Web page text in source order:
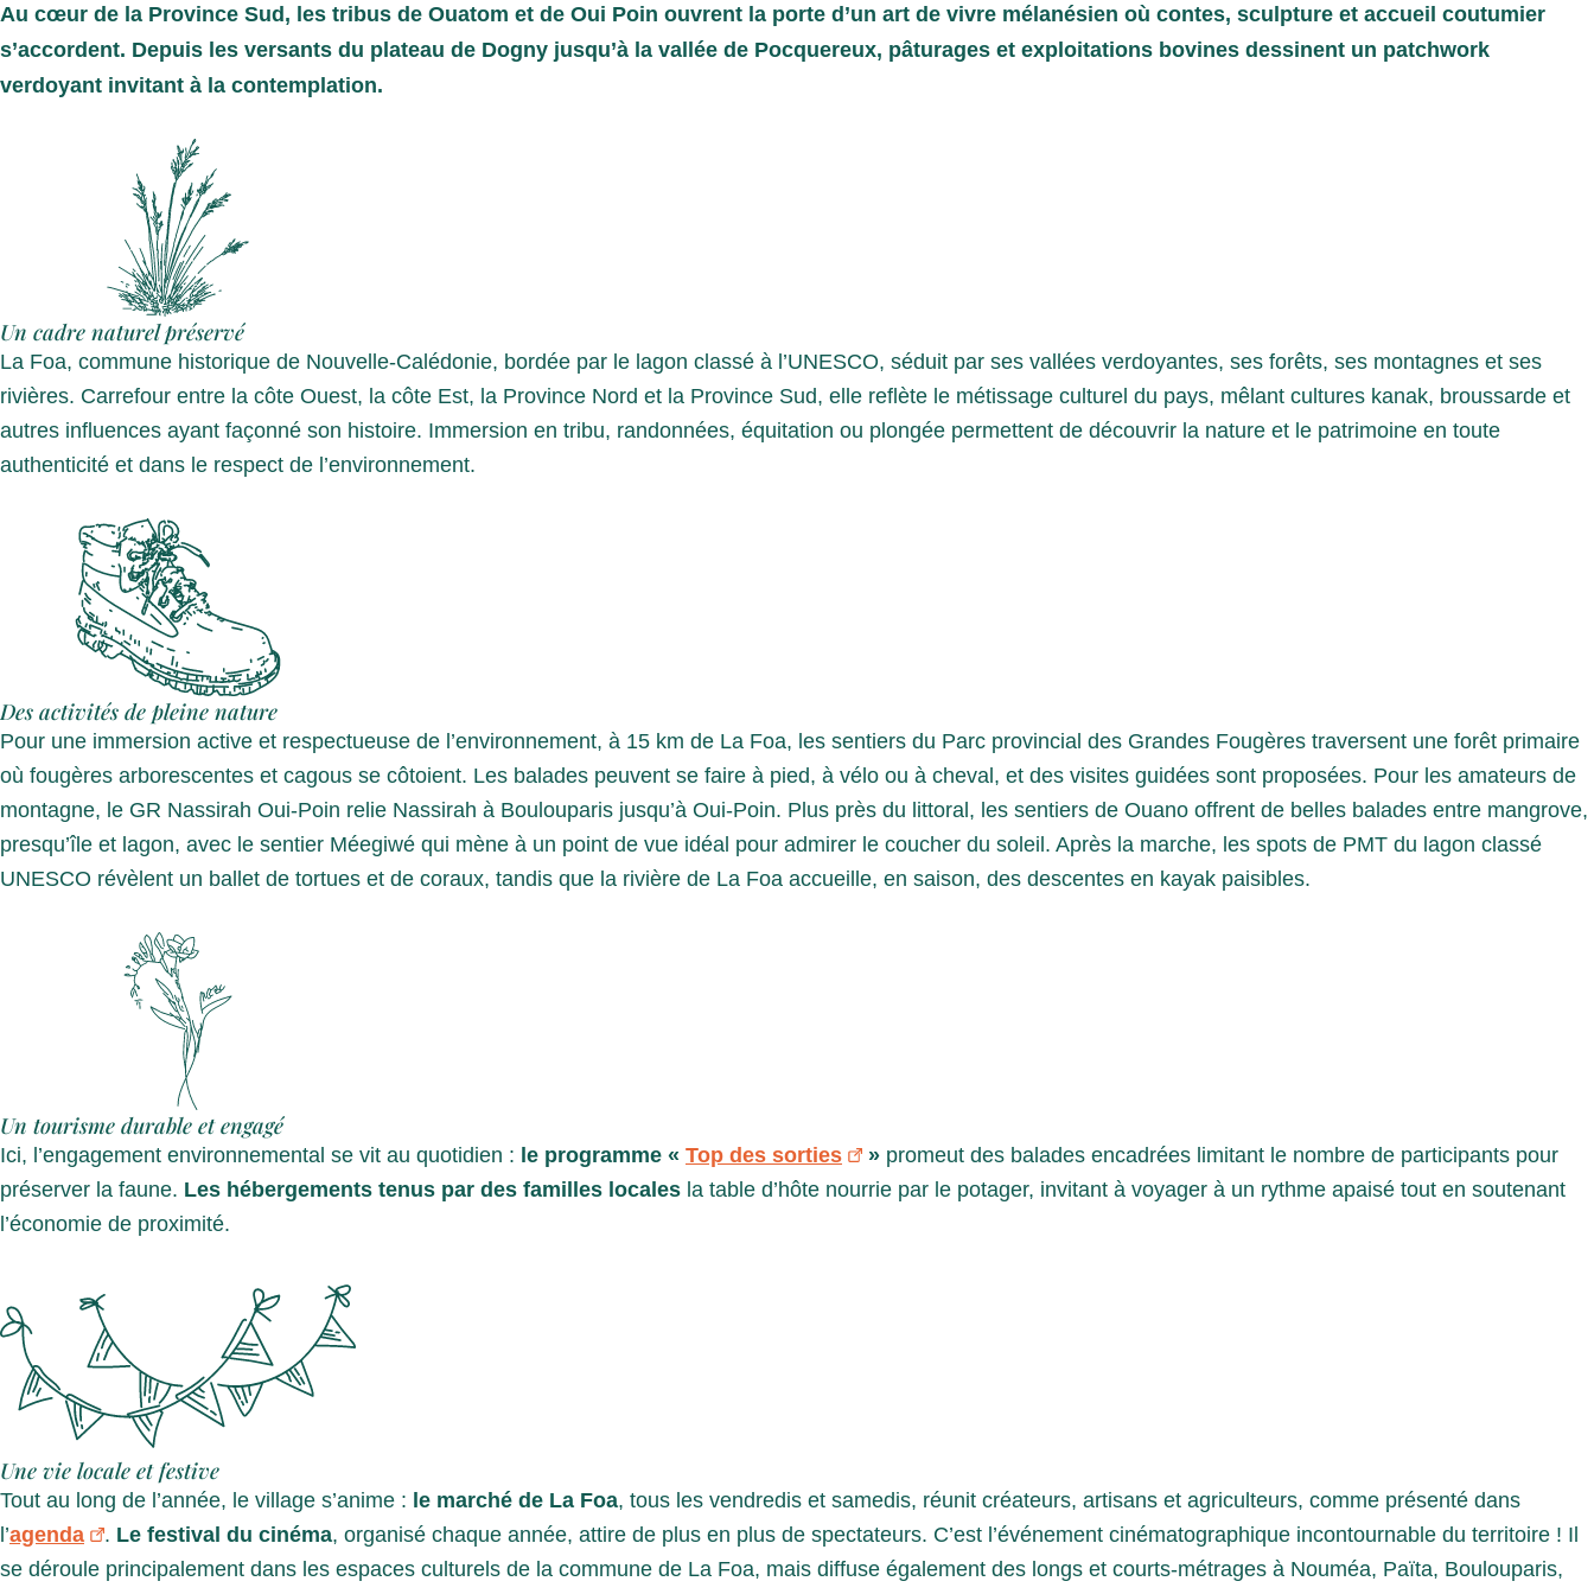
Au cœur de la Province Sud, les tribus de Ouatom et de Oui Poin ouvrent la porte d’un art de vivre mélanésien où contes, sculpture et accueil coutumier
s’accordent. Depuis les versants du plateau de Dogny jusqu’à la vallée de Pocquereux, pâturages et exploitations bovines dessinent un patchwork
verdoyant invitant à la contemplation.
Un cadre naturel préservé
La Foa, commune historique de Nouvelle-Calédonie, bordée par le lagon classé à l’UNESCO, séduit par ses vallées verdoyantes, ses forêts, ses montagnes et ses
rivières. Carrefour entre la côte Ouest, la côte Est, la Province Nord et la Province Sud, elle reflète le métissage culturel du pays, mêlant cultures kanak, broussarde et
autres influences ayant façonné son histoire. Immersion en tribu, randonnées, équitation ou plongée permettent de découvrir la nature et le patrimoine en toute
authenticité et dans le respect de l’environnement.
Des activités de pleine nature
Pour une immersion active et respectueuse de l’environnement, à 15 km de La Foa, les sentiers du Parc provincial des Grandes Fougères traversent une forêt primaire
où fougères arborescentes et cagous se côtoient. Les balades peuvent se faire à pied, à vélo ou à cheval, et des visites guidées sont proposées. Pour les amateurs de
montagne, le GR Nassirah Oui-Poin relie Nassirah à Boulouparis jusqu’à Oui-Poin. Plus près du littoral, les sentiers de Ouano offrent de belles balades entre mangrove,
presqu’île et lagon, avec le sentier Méegiwé qui mène à un point de vue idéal pour admirer le coucher du soleil. Après la marche, les spots de PMT du lagon classé
UNESCO révèlent un ballet de tortues et de coraux, tandis que la rivière de La Foa accueille, en saison, des descentes en kayak paisibles.
Un tourisme durable et engagé
Ici, l’engagement environnemental se vit au quotidien : le programme « Top des sorties » promeut des balades encadrées limitant le nombre de participants pour
préserver la faune. Les hébergements tenus par des familles locales la table d’hôte nourrie par le potager, invitant à voyager à un rythme apaisé tout en soutenant
l’économie de proximité.
Une vie locale et festive
Tout au long de l’année, le village s’anime : le marché de La Foa, tous les vendredis et samedis, réunit créateurs, artisans et agriculteurs, comme présenté dans
l’agenda . Le festival du cinéma, organisé chaque année, attire de plus en plus de spectateurs. C’est l’événement cinématographique incontournable du territoire ! Il
se déroule principalement dans les espaces culturels de la commune de La Foa, mais diffuse également des longs et courts-métrages à Nouméa, Païta, Boulouparis,